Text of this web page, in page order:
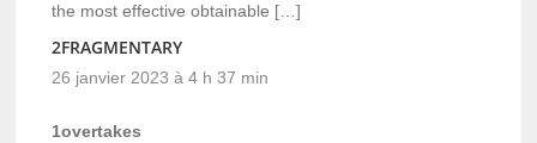
the most effective obtainable […]
2FRAGMENTARY
26 janvier 2023 à 4 h 37 min
1overtakes